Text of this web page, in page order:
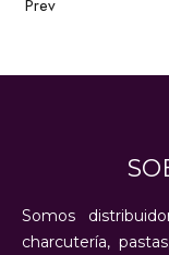
Prev
Somos
charcutería,